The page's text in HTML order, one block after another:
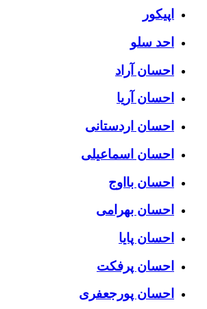
اپیکور
احد سلو
احسان آراد
احسان آریا
احسان اردستانی
احسان اسماعیلی
احسان بااوج
احسان بهرامی
احسان پایا
احسان پرفکت
احسان پورجعفری